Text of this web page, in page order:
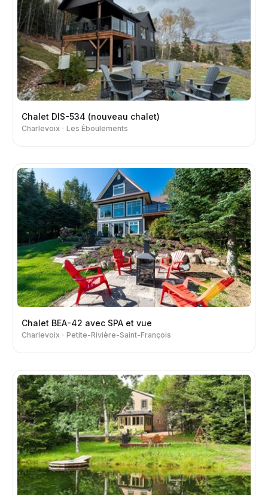
Chalet DIS-534 (nouveau chalet)
Charlevoix Les Éboulements
Chalet BEA-42 avec SPA et vue
Charlevoix Petite-Rivière-Saint-François